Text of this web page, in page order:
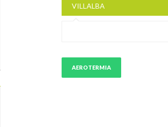
VILLALBA
AEROTERMIA